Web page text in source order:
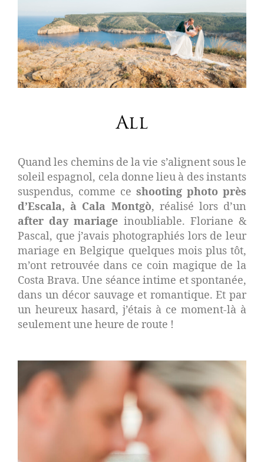
All
Quand les chemins de la vie s’alignent sous le
soleil espagnol, cela donne lieu à des instants
suspendus, comme ce shooting photo près
d’Escala, à Cala Montgò, réalisé lors d’un
after day mariage inoubliable. Floriane &
Pascal, que j’avais photographiés lors de leur
mariage en Belgique quelques mois plus tôt,
m’ont retrouvée dans ce coin magique de la
Costa Brava. Une séance intime et spontanée,
dans un décor sauvage et romantique. Et par
un heureux hasard, j’étais à ce moment-là à
seulement une heure de route !